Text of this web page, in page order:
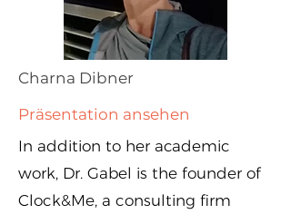
Charna Dibner
Präsentation ansehen
In addition to her academic
work, Dr. Gabel is the founder of
Clock&Me, a consulting firm